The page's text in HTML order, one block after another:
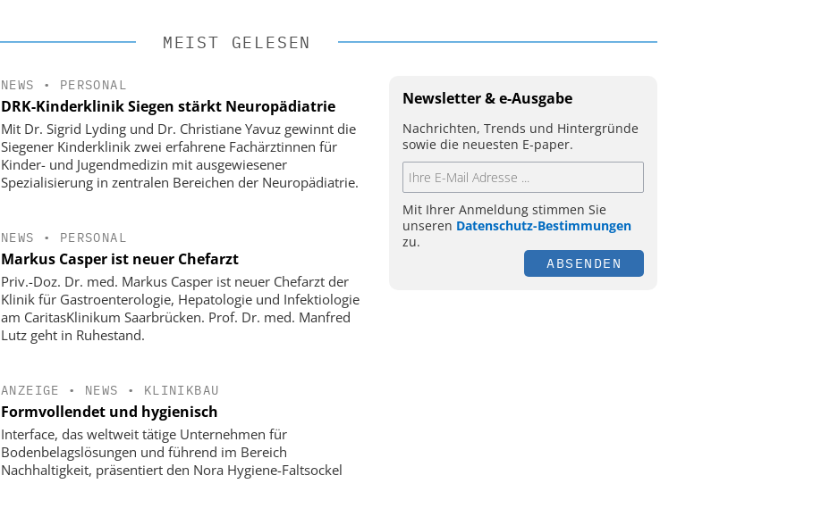
MEIST GELESEN
NEWS • PERSONAL
DRK-Kinderklinik Siegen stärkt Neuropädiatrie
Mit Dr. Sigrid Lyding und Dr. Christiane Yavuz gewinnt die
Siegener Kinderklinik zwei erfahrene Fachärztinnen für
Kinder- und Jugendmedizin mit ausgewiesener
Spezialisierung in zentralen Bereichen der Neuropädiatrie.
NEWS • PERSONAL
Markus Casper ist neuer Chefarzt
Priv.-Doz. Dr. med. Markus Casper ist neuer Chefarzt der
Klinik für Gastroenterologie, Hepatologie und Infektiologie
am CaritasKlinikum Saarbrücken. Prof. Dr. med. Manfred
Lutz geht in Ruhestand.
ANZEIGE • NEWS • KLINIKBAU
Formvollendet und hygienisch
Interface, das weltweit tätige Unternehmen für
Bodenbelagslösungen und führend im Bereich
Nachhaltigkeit, präsentiert den Nora Hygiene-Faltsockel
Newsletter & e-Ausgabe
Nachrichten, Trends und Hintergründe
sowie die neuesten E-paper.
Mit Ihrer Anmeldung stimmen Sie
unseren Datenschutz-Bestimmungen
zu.
ABSENDEN